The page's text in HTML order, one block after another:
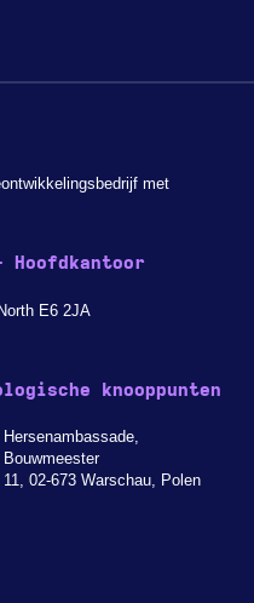
met
E6 2JA
knooppunten
Hersenambassade,
Bouwmeester
11, 02-673 Warschau, Polen